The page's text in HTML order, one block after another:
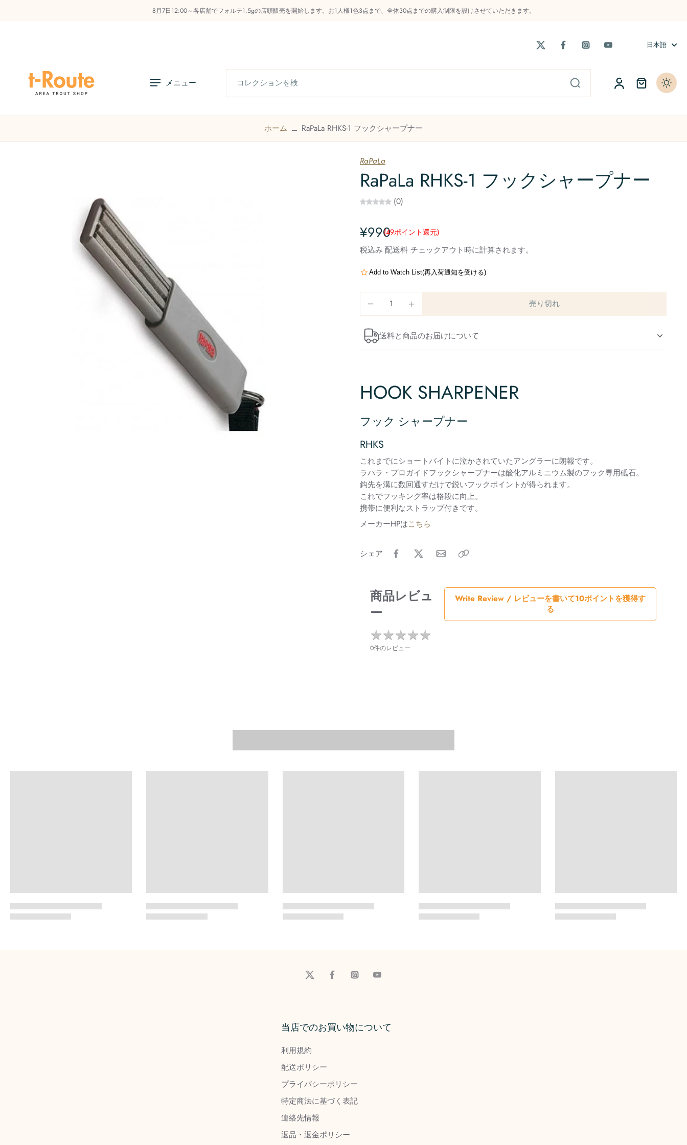
プ
8月7日12:00～各店舗でフォルテ1.5gの店頭販売を開始します。お1人様1色3点まで、全体30点までの購入制限を設けさせていただきます。
日本語
メニュー
管釣り知識庫 商品カテゴリー 今後のイベント
お問い合わせ
ホーム RaPaLa RHKS-1 フックシャープナー
RaPaLa
RaPaLa RHKS-1 フックシャープナー
(0)
¥990
(49ポイント還元)
税込み 配送料 チェックアウト時に計算されます。
Add to Watch List(再入荷通知を受ける)
売り切れ
送料と商品のお届けについて
HOOK SHARPENER
フック シャープナー
RHKS
これまでにショートバイトに泣かされていたアングラーに朗報です。
ラパラ・プロガイドフックシャープナーは酸化アルミニウム製のフック専用砥石。
鈎先を溝に数回通すだけで鋭いフックポイントが得られます。
これでフッキング率は格段に向上。
携帯に便利なストラップ付きです。
メーカーHPはこちら
シェア
商品レビュ
ー
Write Review / レビューを書いて10ポイントを獲得す
る
★★★★★
★★★★★
0件のレビュー
当店でのお買い物について
利用規約
配送ポリシー
プライバシーポリシー
特定商法に基づく表記
連絡先情報
返品・返金ポリシー